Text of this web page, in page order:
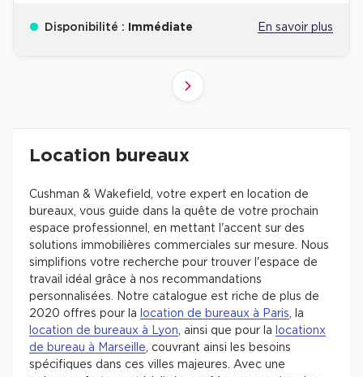
Disponibilité : Immédiate En savoir plus
Suivant
Revenir à l'accueil -
Location bureaux
Cushman & Wakefield, votre expert en location de
bureaux, vous guide dans la quête de votre prochain
espace professionnel, en mettant l'accent sur des
solutions immobilières commerciales sur mesure. Nous
simplifions votre recherche pour trouver l'espace de
travail idéal grâce à nos recommandations
personnalisées. Notre catalogue est riche de plus de
2020 offres pour la
location de bureaux à Paris, la
location de bureaux à Lyon, ainsi que pour la
locationx
de bureau à Marseille, couvrant ainsi les besoins
spécifiques dans ces villes majeures. Avec une